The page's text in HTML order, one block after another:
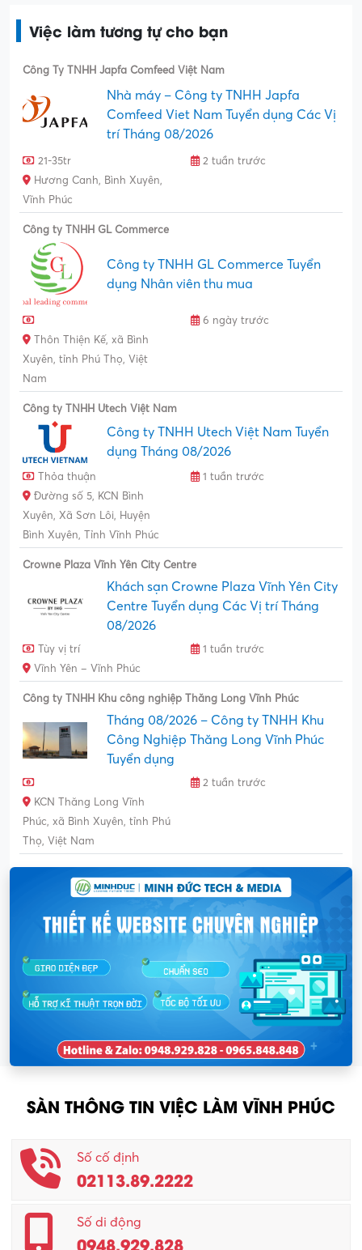
Việc làm tương tự cho bạn
Công Ty TNHH Japfa Comfeed Việt Nam
Nhà máy – Công ty TNHH Japfa
Comfeed Viet Nam Tuyển dụng Các Vị
trí Tháng 08/2026
21-35tr
2 tuần trước
Hương Canh, Bình Xuyên,
Vĩnh Phúc
Công ty TNHH GL Commerce
Công ty TNHH GL Commerce Tuyển
dụng Nhân viên thu mua
6 ngày trước
Thôn Thiện Kế, xã Bình
Xuyên, tỉnh Phú Thọ, Việt
Nam
Công ty TNHH Utech Việt Nam
Công ty TNHH Utech Việt Nam Tuyển
dụng Tháng 08/2026
Thỏa thuận
1 tuần trước
Đường số 5, KCN Bình
Xuyên, Xã Sơn Lôi, Huyện
Bình Xuyên, Tỉnh Vĩnh Phúc
Crowne Plaza Vĩnh Yên City Centre
Khách sạn Crowne Plaza Vĩnh Yên City
Centre Tuyển dụng Các Vị trí Tháng
08/2026
Tùy vị trí
1 tuần trước
Vĩnh Yên – Vĩnh Phúc
Công ty TNHH Khu công nghiệp Thăng Long Vĩnh Phúc
Tháng 08/2026 – Công ty TNHH Khu
Công Nghiệp Thăng Long Vĩnh Phúc
Tuyển dụng
2 tuần trước
KCN Thăng Long Vĩnh
Phúc, xã Bình Xuyên, tỉnh Phú
Thọ, Việt Nam
SÀN THÔNG TIN VIỆC LÀM VĨNH PHÚC
Số cố định
02113.89.2222
Số di động
0948.929.828